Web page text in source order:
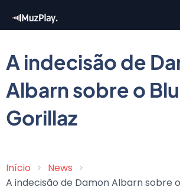
para
conteúdo
principal
A indecisão de
Albarn sobre o
Gorillaz
Trilha
Início
News
A indecisão de Damon Albarn sobre